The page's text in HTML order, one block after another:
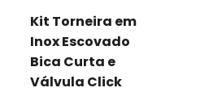
Kit Torneira em
Inox Escovado
Bica Curta e
Válvula Click